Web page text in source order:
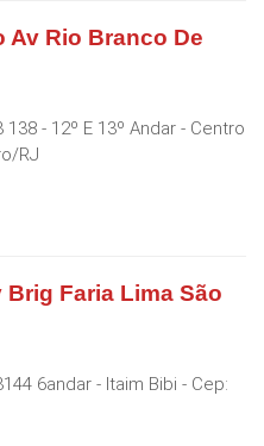
Av Rio Branco De
- 12º E 13º Andar - Centro
/RJ
Faria Lima São
6andar - Itaim Bibi - Cep: